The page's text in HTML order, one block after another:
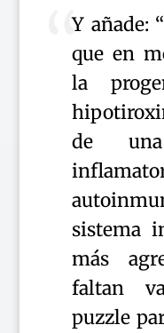
Y añade:
que en
la
de
sistema
más
faltan
puzzle